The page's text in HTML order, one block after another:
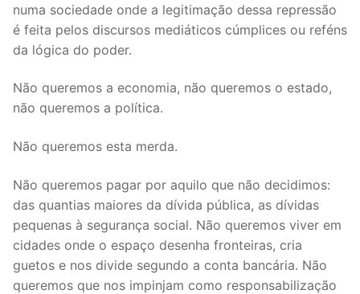
numa sociedade onde a legitimação dessa repressão
é feita pelos discursos mediáticos cúmplices ou reféns
da lógica do poder.
Não queremos a economia, não queremos o estado,
não queremos a política.
Não queremos esta merda.
Não queremos pagar por aquilo que não decidimos:
das quantias maiores da dívida pública, as dívidas
pequenas à segurança social. Não queremos viver em
cidades onde o espaço desenha fronteiras, cria
guetos e nos divide segundo a conta bancária. Não
queremos que nos impinjam como responsabilização